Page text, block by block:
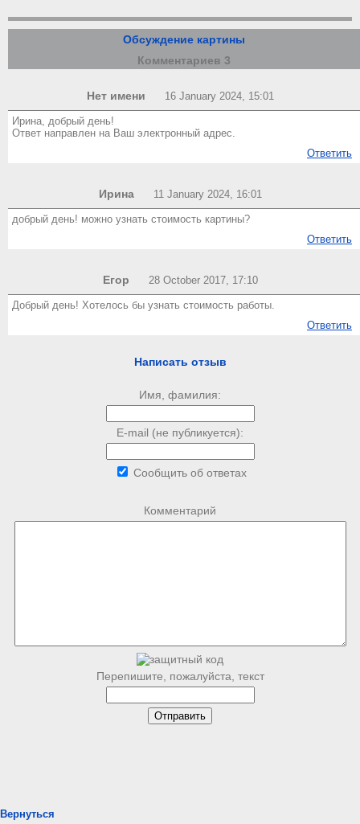
Обсуждение картины
Комментариев 3
Нет имени 16 January 2024, 15:01
Ирина, добрый день!
Ответ направлен на Ваш электронный адрес.
Ответить
Ирина 11 January 2024, 16:01
добрый день! можно узнать стоимость картины?
Ответить
Егор 28 October 2017, 17:10
Добрый день! Хотелось бы узнать стоимость работы.
Ответить
Написать отзыв
Имя, фамилия:
E-mail (не публикуется):
Сообщить об ответах
Комментарий
Перепишите, пожалуйста, текст
Вернуться